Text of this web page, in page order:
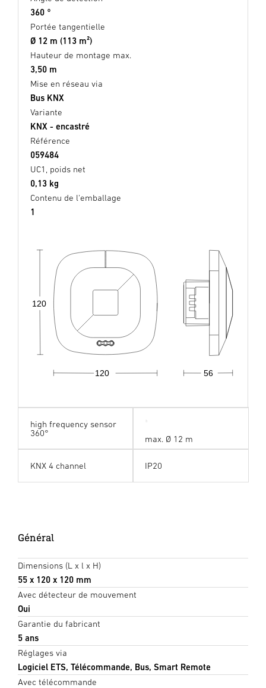
360 °
Portée tangentielle
Ø 12 m (113 m²)
Hauteur de montage max.
3,50 m
Mise en réseau via
Bus KNX
Variante
KNX - encastré
Référence
059484
UC1, poids net
0,13 kg
Contenu de l'emballage
1
56
120
120
high frequency sensor
360°
max. Ø 12 m
KNX 4 channel IP20
Général
Dimensions (L x l x H)
55 x 120 x 120 mm
Avec détecteur de mouvement
Oui
Garantie du fabricant
5 ans
Réglages via
Logiciel ETS, Télécommande, Bus, Smart Remote
Avec télécommande